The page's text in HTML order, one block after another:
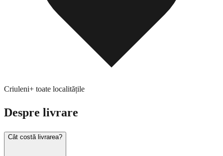
Criuleni+ toate localitățile
Despre livrare
Cât costă livrarea?